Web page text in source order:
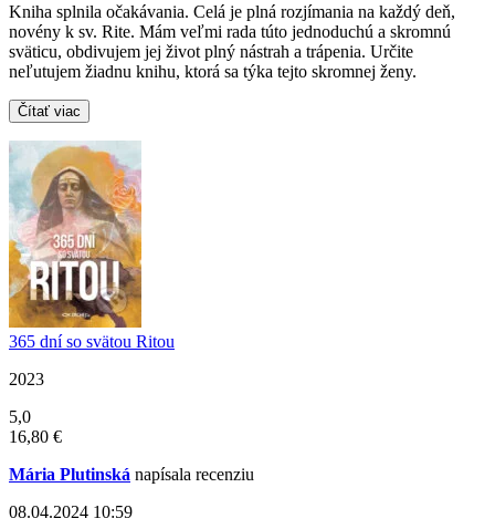
Kniha splnila očakávania. Celá je plná rozjímania na každý deň,
novény k sv. Rite. Mám veľmi rada túto jednoduchú a skromnú
sväticu, obdivujem jej život plný nástrah a trápenia. Určite
neľutujem žiadnu knihu, ktorá sa týka tejto skromnej ženy.
Čítať viac
365 dní so svätou Ritou
2023
5,0
16,80 €
Mária Plutinská napísala recenziu
08.04.2024 10:59